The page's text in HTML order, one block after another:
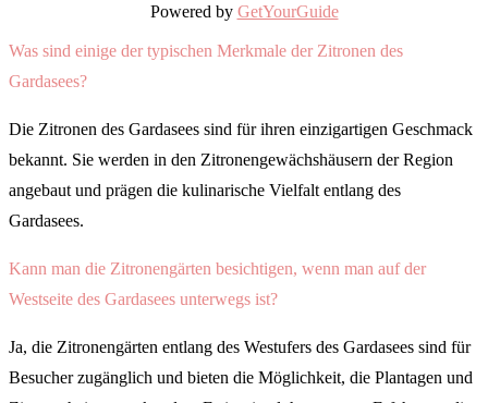
Powered by GetYourGuide
Was sind einige der typischen Merkmale der Zitronen des
Gardasees?
Die Zitronen des Gardasees sind für ihren einzigartigen Geschmack
bekannt. Sie werden in den Zitronengewächshäusern der Region
angebaut und prägen die kulinarische Vielfalt entlang des
Gardasees.
Kann man die Zitronengärten besichtigen, wenn man auf der
Westseite des Gardasees unterwegs ist?
Ja, die Zitronengärten entlang des Westufers des Gardasees sind für
Besucher zugänglich und bieten die Möglichkeit, die Plantagen und